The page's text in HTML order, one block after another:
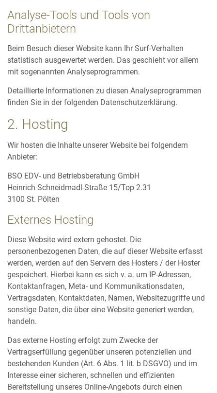
Analyse-Tools und Tools von
Drittanbietern
Beim Besuch dieser Website kann Ihr Surf-Verhalten
statistisch ausgewertet werden. Das geschieht vor allem
mit sogenannten Analyseprogrammen.
Detaillierte Informationen zu diesen Analyseprogrammen
finden Sie in der folgenden Datenschutzerklärung.
2. Hosting
Wir hosten die Inhalte unserer Website bei folgendem
Anbieter:
BSO EDV- und Betriebsberatung GmbH
Heinrich Schneidmadl-Straße 15/Top 2.31
3100 St. Pölten
Externes Hosting
Diese Website wird extern gehostet. Die
personenbezogenen Daten, die auf dieser Website erfasst
werden, werden auf den Servern des Hosters / der Hoster
gespeichert. Hierbei kann es sich v. a. um IP-Adressen,
Kontaktanfragen, Meta- und Kommunikationsdaten,
Vertragsdaten, Kontaktdaten, Namen, Websitezugriffe und
sonstige Daten, die über eine Website generiert werden,
handeln.
Das externe Hosting erfolgt zum Zwecke der
Vertragserfüllung gegenüber unseren potenziellen und
bestehenden Kunden (Art. 6 Abs. 1 lit. b DSGVO) und im
Interesse einer sicheren, schnellen und effizienten
Bereitstellung unseres Online-Angebots durch einen